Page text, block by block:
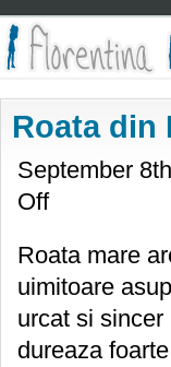
Roata din
September
Offon
Prater
–
Risenrad
Roata mare
uimitoare
urcat si
dureaza